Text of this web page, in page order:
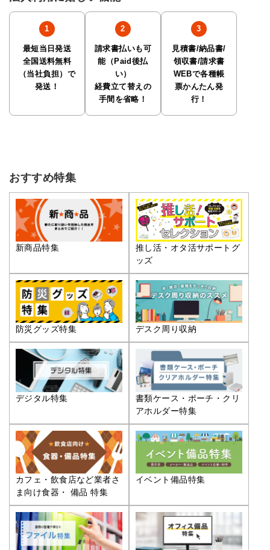
最短当日発送
全国送料無料
（当社負担）で
発送！
請求書払いも可
能（Paid後払
い）
経費立て替えの
手間を省略！
見積書/納品書/
領収書/請求書
WEBで各種帳
票かんたん発
行！
おすすめ特集
新商品特集
推し活・オタ活サポートグ
ッズ
防災グッズ特集 デスク周り収納
デジタル特集
書類ケース・ポーチ・クリ
アホルダー特集
カフェ・飲食店など業者さ
ま向け食器・ 備品 特集
イベント備品特集